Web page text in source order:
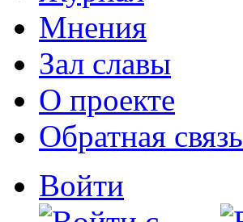
Мнения
Зал славы
О проекте
Обратная связь
Войти